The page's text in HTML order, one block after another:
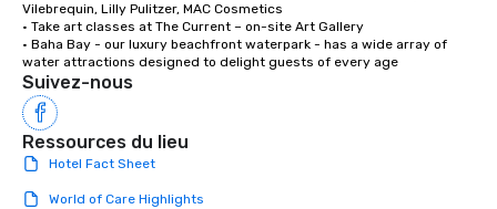
Vilebrequin, Lilly Pulitzer, MAC Cosmetics
• Take art classes at The Current – on-site Art Gallery
• Baha Bay - our luxury beachfront waterpark - has a wide array of
water attractions designed to delight guests of every age
Suivez-nous
Ressources du lieu
Hotel Fact Sheet
World of Care Highlights